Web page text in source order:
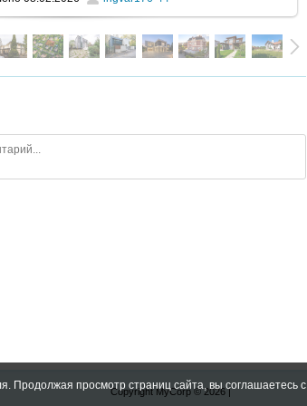
Copyright MyCorp © 2026|
Продолжая просмотр страниц сайта, вы соглашаетесь с